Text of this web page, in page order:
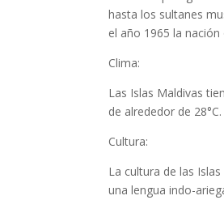
hasta los sultanes
el año 1965 la
Clima:
Las Islas Maldivas
de alrededor de
Cultura:
La cultura de las
una lengua indo-